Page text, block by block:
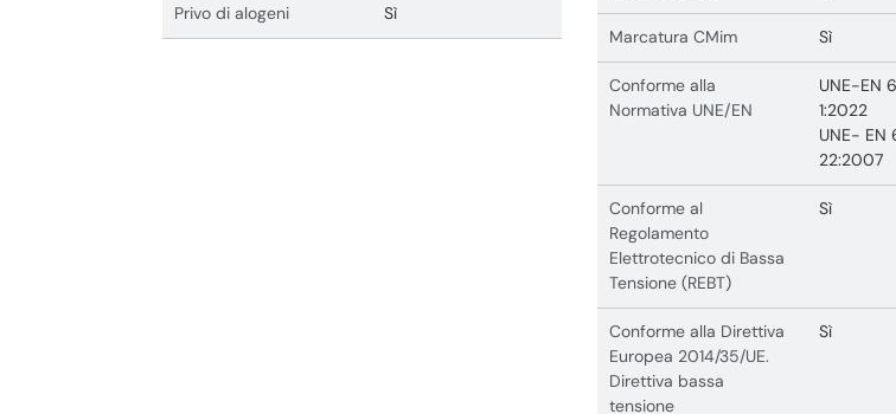
Privo di alogeni Sì
Marcatura CMim Sì
Conforme alla
Normativa UNE/EN
UNE-EN
1:2022
UNE-
22:2007
Conforme al
Regolamento
Elettrotecnico di Bassa
Tensione (REBT)
Sì
Conforme alla Direttiva
Europea 2014/35/UE.
Direttiva bassa
tensione
Sì